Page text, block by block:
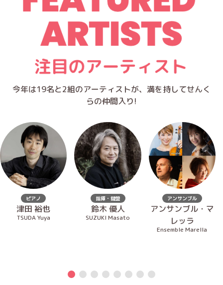
今年は19名と2組のアーティストが、満を持してせんく
らの仲間入り!
津田 裕也
TSUDA Yuya
ピアノ
鈴木 優人
SUZUKI Masato
指揮・鍵盤
アンサンブル・マ
レッラ
Ensemble Marella
アンサンブル